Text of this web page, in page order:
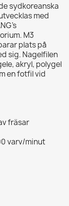
sydkoreanska
med
M3
plats på
sig. Nagelfilen
akryl, polygel
en fotfil vid
fräsar
varv/minut